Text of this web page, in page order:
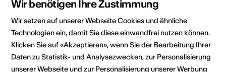
Eventinformationen
Lokalität
Kirche St. Georg
Kirchweg 6
Postfach 3
Wir benötigen Ihre Zustimmung
Wir setzen auf unserer Webseite Cookies und ähnliche
Technologien ein, damit Sie diese einwandfrei nutzen können.
Klicken Sie auf «Akzeptieren», wenn Sie der Bearbeitung Ihrer
Daten zu Statistik- und Analysezwecken, zur Personalisierung
unserer Webseite und zur Personalisierung unserer Werbung